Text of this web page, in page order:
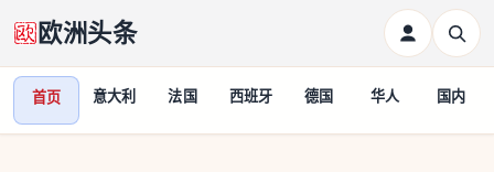
欧洲头条
首页 意大利 法国 西班牙 德国 华人 国内